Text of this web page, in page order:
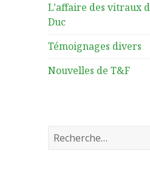
L’affaire des vitraux
Duc
Témoignages divers
Nouvelles de T&F
R
e